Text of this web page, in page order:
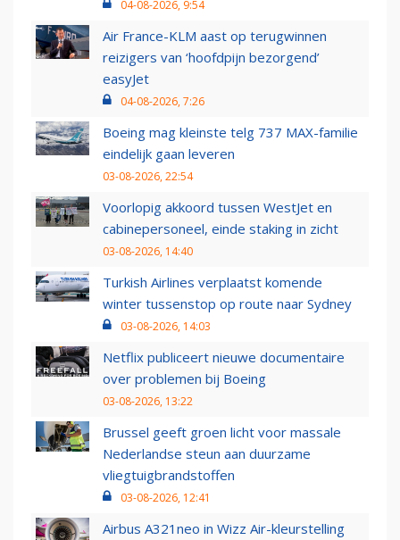
04-08-2026, 9:54
Air France-KLM aast op terugwinnen
reizigers van ‘hoofdpijn bezorgend’
easyJet
04-08-2026, 7:26
Boeing mag kleinste telg 737 MAX-familie
eindelijk gaan leveren
03-08-2026, 22:54
Voorlopig akkoord tussen WestJet en
cabinepersoneel, einde staking in zicht
03-08-2026, 14:40
Turkish Airlines verplaatst komende
winter tussenstop op route naar Sydney
03-08-2026, 14:03
Netflix publiceert nieuwe documentaire
over problemen bij Boeing
03-08-2026, 13:22
Brussel geeft groen licht voor massale
Nederlandse steun aan duurzame
vliegtuigbrandstoffen
03-08-2026, 12:41
Airbus A321neo in Wizz Air-kleurstelling